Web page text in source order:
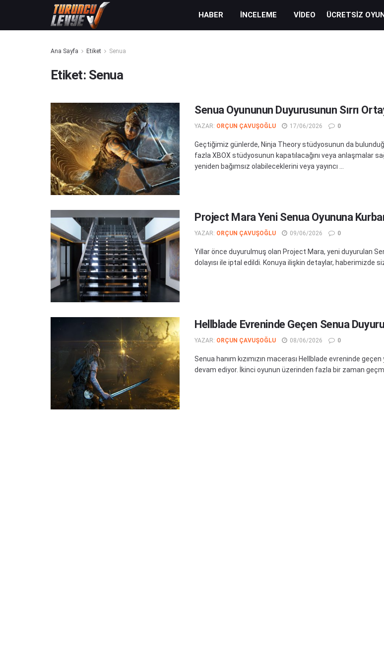
HABER İNCELEME VIDEO ÜCRETSIZ
Ana Sayfa Etiket Senua
Etiket: Senua
Senua Oyununun Duyurusunun Sırrı
YAZAR: ORÇUN ÇAVUŞOĞLU 17/06/2026 0
Geçtiğimiz günlerde, Ninja Theory stüdyosunun da
fazla XBOX stüdyosunun kapatılacağını veya anlaşmalar
yeniden bağımsız olabileceklerini veya yayıncı ...
Project Mara Yeni Senua Oyununa
YAZAR: ORÇUN ÇAVUŞOĞLU 09/06/2026 0
Yıllar önce duyurulmuş olan Project Mara, yeni duyurulan
dolayısı ile iptal edildi. Konuya ilişkin detaylar, haberimizde
Hellblade Evreninde Geçen Senua
YAZAR: ORÇUN ÇAVUŞOĞLU 08/06/2026 0
Senua hanım kızımızın macerası Hellblade evreninde
devam ediyor. İkinci oyunun üzerinden fazla bir zaman